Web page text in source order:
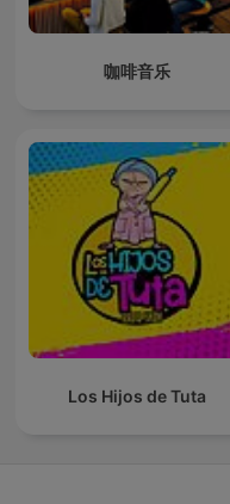
咖啡音乐
Los Hijos de Tuta